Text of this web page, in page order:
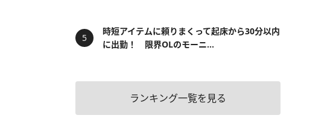
時短アイテムに頼りまくって起床から30分以内
に出勤！ 限界OLのモーニ...
ランキング一覧を見る